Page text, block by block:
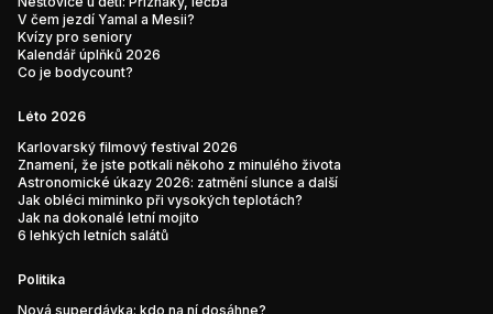
V čem jezdí Yamal a Mesii?
Kvízy pro seniory
Kalendář úplňků 2026
Co je bodycount?
Léto 2026
Karlovarský filmový festival 2026
Znamení, že jste potkali někoho z minulého života
Astronomické úkazy 2026: zatmění slunce a další
Jak obléci miminko při vysokých teplotách?
Jak na dokonalé letní mojito
6 lehkých letních salátů
Politika
Nová superdávka: kdo na ní dosáhne?